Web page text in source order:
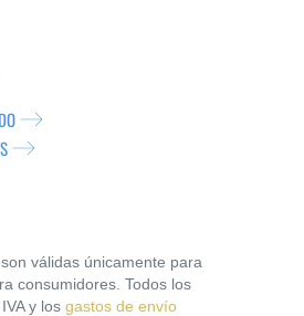
válidas únicamente para
consumidores. Todos los
y los gastos de envío